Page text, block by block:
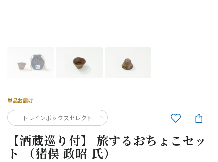
【酒蔵巡り付】 旅するおちょこセッ
ト （猪俣 政昭 氏）
トレインボックスセレクト